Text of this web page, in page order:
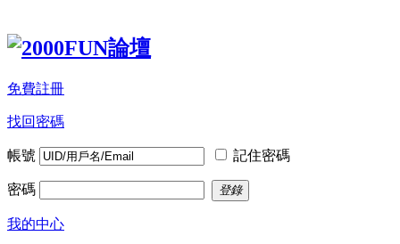
免費註冊
找回密碼
帳號 記住密碼
密碼 登錄
我的中心